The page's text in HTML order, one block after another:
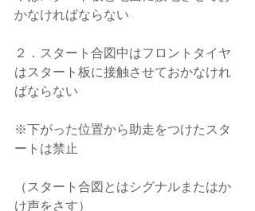
かなければならない
２．スタート合図中はフロントタイヤ
はスタート板に接触させておかなけれ
ばならない
※下がった位置から助走をつけたスタ
ートは禁止
（スタート合図とはシグナルまたはか
け声をさす）